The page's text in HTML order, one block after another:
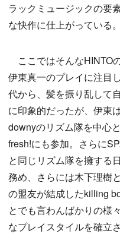
ラックミュージックの要
な快作に仕上がっている。
ここではそんなHINTO
伊東真一のプレイに注目
代から、髪を振り乱して
に印象的だったが、伊東
downyのリズム隊を中心
fresh!にも参加。さらに
と同じリズム隊を擁する
務め、さらには木下理樹
の盟友が結成したkilling
とでも言わんばかりの様
なプレイスタイルを確立